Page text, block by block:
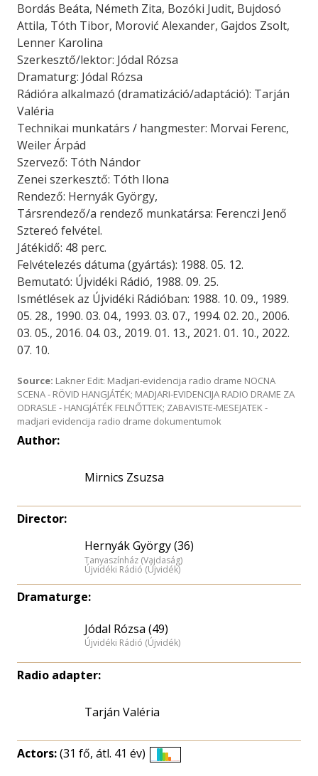
Bordás Beáta, Németh Zita, Bozóki Judit, Bujdosó
Attila, Tóth Tibor, Morović Alexander, Gajdos Zsolt,
Lenner Karolina
Szerkesztő/lektor: Jódal Rózsa
Dramaturg: Jódal Rózsa
Rádióra alkalmazó (dramatizáció/adaptáció): Tarján
Valéria
Technikai munkatárs / hangmester: Morvai Ferenc,
Weiler Árpád
Szervező: Tóth Nándor
Zenei szerkesztő: Tóth Ilona
Rendező: Hernyák György,
Társrendező/a rendező munkatársa: Ferenczi Jenő
Sztereó felvétel.
Játékidő: 48 perc.
Felvételezés dátuma (gyártás): 1988. 05. 12.
Bemutató: Újvidéki Rádió, 1988. 09. 25.
Ismétlések az Újvidéki Rádióban: 1988. 10. 09., 1989.
05. 28., 1990. 03. 04., 1993. 03. 07., 1994. 02. 20., 2006.
03. 05., 2016. 04. 03., 2019. 01. 13., 2021. 01. 10., 2022.
07. 10.
Source: Lakner Edit: Madjari-evidencija radio drame NOCNA
SCENA - RÖVID HANGJÁTÉK; MADJARI-EVIDENCIJA RADIO DRAME ZA
ODRASLE - HANGJÁTÉK FELNŐTTEK; ZABAVISTE-MESEJATEK -
madjari evidencija radio drame dokumentumok
Author:
Mirnics Zsuzsa
Director:
Hernyák György (36)
Tanyaszínház (Vajdaság)
Újvidéki Rádió (Újvidék)
Dramaturge:
Jódal Rózsa (49)
Újvidéki Rádió (Újvidék)
Radio adapter:
Tarján Valéria
Actors:(31 fő, átl. 41 év)